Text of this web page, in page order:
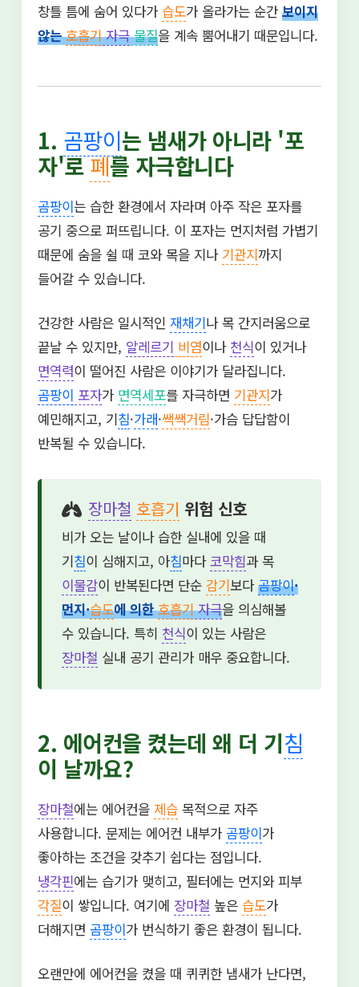
창틀 틈에 숨어 있다가 습도가 올라가는 순간 보이지
않는호흡기자극물질을 계속 뿜어내기 때문입니다.
1. 곰팡이는 냄새가 아니라 '포
자'로폐를 자극합니다
곰팡이는 습한 환경에서 자라며 아주 작은 포자를
공기 중으로 퍼뜨립니다. 이 포자는 먼지처럼 가볍기
때문에 숨을 쉴 때 코와 목을 지나 기관지까지
들어갈 수 있습니다.
건강한 사람은 일시적인 재채기나 목 간지러움으로
끝날 수 있지만, 알레르기 비염이나 천식이 있거나
면역력이 떨어진 사람은 이야기가 달라집니다.
곰팡이 포자가 면역세포를 자극하면 기관지가
예민해지고, 기침·가래·쌕쌕거림·가슴 답답함이
반복될 수 있습니다.
장마철 호흡기 위험 신호
비가 오는 날이나 습한 실내에 있을 때
기침이 심해지고, 아침마다코막힘과 목
이물감이 반복된다면 단순 감기보다곰팡이·
먼지·습도에 의한호흡기자극을 의심해볼
수 있습니다. 특히 천식이 있는 사람은
장마철 실내 공기 관리가 매우 중요합니다.
2. 에어컨을 켰는데 왜 더 기침
이 날까요?
장마철에는 에어컨을 제습 목적으로 자주
사용합니다. 문제는 에어컨 내부가 곰팡이가
좋아하는 조건을 갖추기 쉽다는 점입니다.
냉각핀에는 습기가 맺히고, 필터에는 먼지와 피부
각질이 쌓입니다. 여기에 장마철 높은 습도가
더해지면 곰팡이가 번식하기 좋은 환경이 됩니다.
오랜만에 에어컨을 켰을 때 퀴퀴한 냄새가 난다면,